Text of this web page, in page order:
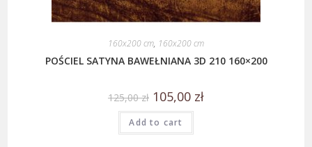
160x200 cm, 160x200 cm
POŚCIEL SATYNA BAWEŁNIANA 3D 210 160×200
125,00zł 105,00 zł
Add to cart